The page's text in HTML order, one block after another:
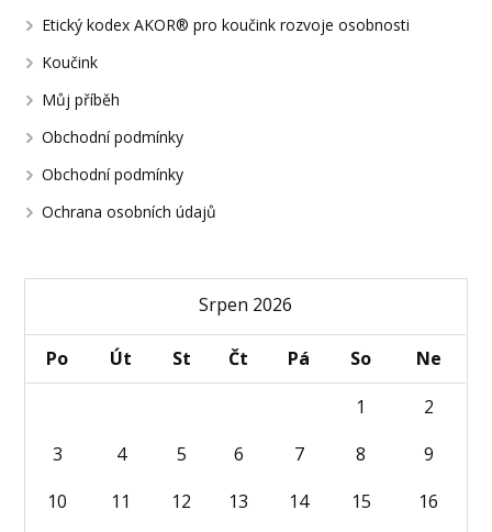
Etický kodex AKOR® pro koučink rozvoje osobnosti
Koučink
Můj příběh
Obchodní podmínky
Obchodní podmínky
Ochrana osobních údajů
Srpen 2026
Po Út St Čt Pá So
Ne
1
2
3
4 5 6 7 8
9
10
11 12 13 14 15
16